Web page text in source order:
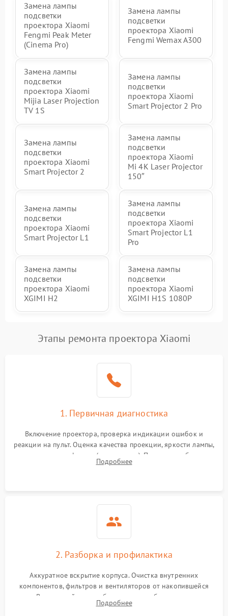
Замена лампы
подсветки
проектора Xiaomi
Fengmi Peak Meter
(Cinema Pro)
Замена лампы
подсветки
проектора Xiaomi
Fengmi Wemax A300
Замена лампы
подсветки
проектора Xiaomi
Mijia Laser Projection
TV 1S
Замена лампы
подсветки
проектора Xiaomi
Smart Projector 2 Pro
Замена лампы
подсветки
проектора Xiaomi
Smart Projector 2
Замена лампы
подсветки
проектора Xiaomi
Mi 4K Laser Projector
150″
Замена лампы
подсветки
проектора Xiaomi
Smart Projector L1
Замена лампы
подсветки
проектора Xiaomi
Smart Projector L1
Pro
Замена лампы
подсветки
проектора Xiaomi
XGIMI H2
Замена лампы
подсветки
проектора Xiaomi
XGIMI H1S 1080P
Этапы ремонта проектора Xiaomi
1. Первичная диагностика
Включение проектора, проверка индикации ошибок и
реакции на пульт. Оценка качества проекции, яркости лампы,
наличия артефактов (точки, пятна). Проверка работы
системы охлаждения по уровню шума вентиляторов.
Подробнее
2. Разборка и профилактика
Аккуратное вскрытие корпуса. Очистка внутренних
компонентов, фильтров и вентиляторов от накопившейся
пыли. Визуальный осмотр блока питания, балласта лампы и
материнской платы на наличие прогаров или вздутых
Подробнее